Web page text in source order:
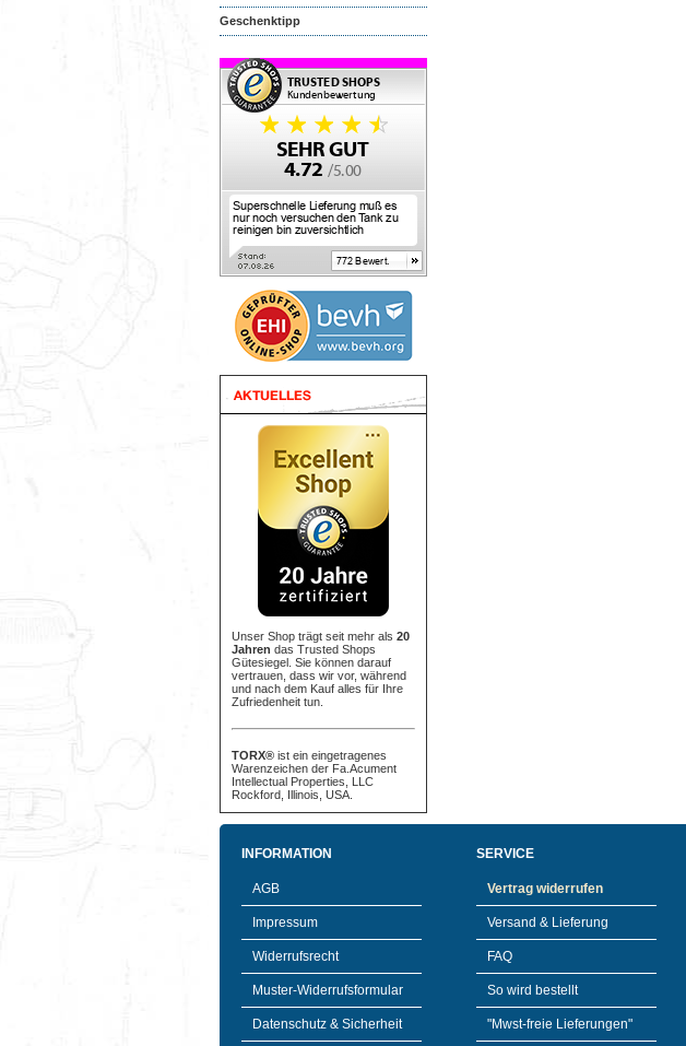
Geschenktipp
Unser Shop trägt seit mehr als 20
Jahren das Trusted Shops
Gütesiegel. Sie können darauf
vertrauen, dass wir vor, während
und nach dem Kauf alles für Ihre
Zufriedenheit tun.
TORX® ist ein eingetragenes
Warenzeichen der Fa.Acument
Intellectual Properties, LLC
Rockford, Illinois, USA.
INFORMATION
AGB
Impressum
Widerrufsrecht
Muster-Widerrufsformular
Datenschutz & Sicherheit
SERVICE
Vertrag widerrufen
Versand & Lieferung
FAQ
So wird bestellt
"Mwst-freie Lieferungen"